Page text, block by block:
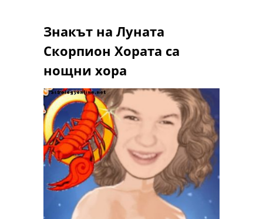
Знакът на Луната
Скорпион Хората са
нощни хора